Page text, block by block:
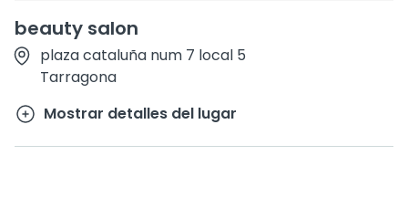
beauty salon
plaza cataluña num 7 local 5
Tarragona
Mostrar detalles del lugar